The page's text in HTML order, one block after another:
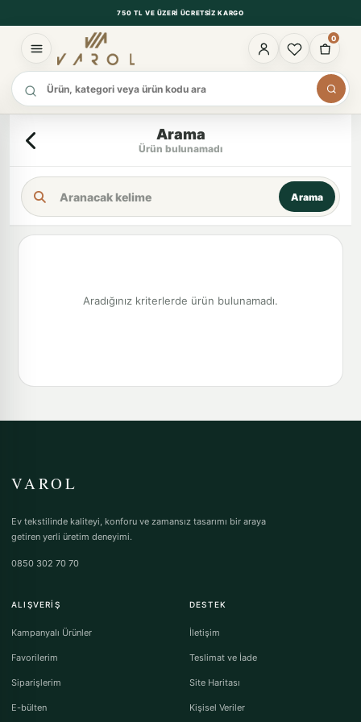
750 TL VE ÜZERI ÜCRETSIZ KARGO
0
Ürün ara
Arama
Ürün bulunamadı
Arama Kriteri
Arama
Aradığınız kriterlerde ürün bulunamadı.
VAROL
Ev tekstilinde kaliteyi, konforu ve zamansız tasarımı bir araya
getiren yerli üretim deneyimi.
0850 302 70 70
ALIŞVERIŞ
Kampanyalı Ürünler
Favorilerim
Siparişlerim
E-bülten
DESTEK
İletişim
Teslimat ve İade
Site Haritası
Kişisel Veriler